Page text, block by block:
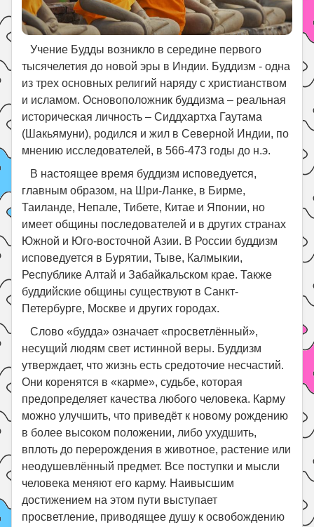
Учение Будды возникло в середине первого
тысячелетия до новой эры в Индии. Буддизм - одна
из трех основных религий наряду с христианством
и исламом. Основоположник буддизма – реальная
историческая личность – Сиддхартха Гаутама
(Шакьямуни), родился и жил в Северной Индии, по
мнению исследователей, в 566‑473 годы до н.э.
В настоящее время буддизм исповедуется,
главным образом, на Шри-Ланке, в Бирме,
Таиланде, Непале, Тибете, Китае и Японии, но
имеет общины последователей и в других странах
Южной и Юго-восточной Азии. В России буддизм
исповедуется в Бурятии, Тыве, Калмыкии,
Республике Алтай и Забайкальском крае. Также
буддийские общины существуют в Санкт-
Петербурге, Москве и других городах.
Слово «будда» означает «просветлённый»,
несущий людям свет истинной веры. Буддизм
утверждает, что жизнь есть средоточие несчастий.
Они коренятся в «карме», судьбе, которая
предопределяет качества любого человека. Карму
можно улучшить, что приведёт к новому рождению
в более высоком положении, либо ухудшить,
вплоть до перерождения в животное, растение или
неодушевлённый предмет. Все поступки и мысли
человека меняют его карму. Наивысшим
достижением на этом пути выступает
просветление, приводящее душу к освобождению